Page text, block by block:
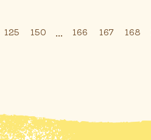
125 150 166 167 168